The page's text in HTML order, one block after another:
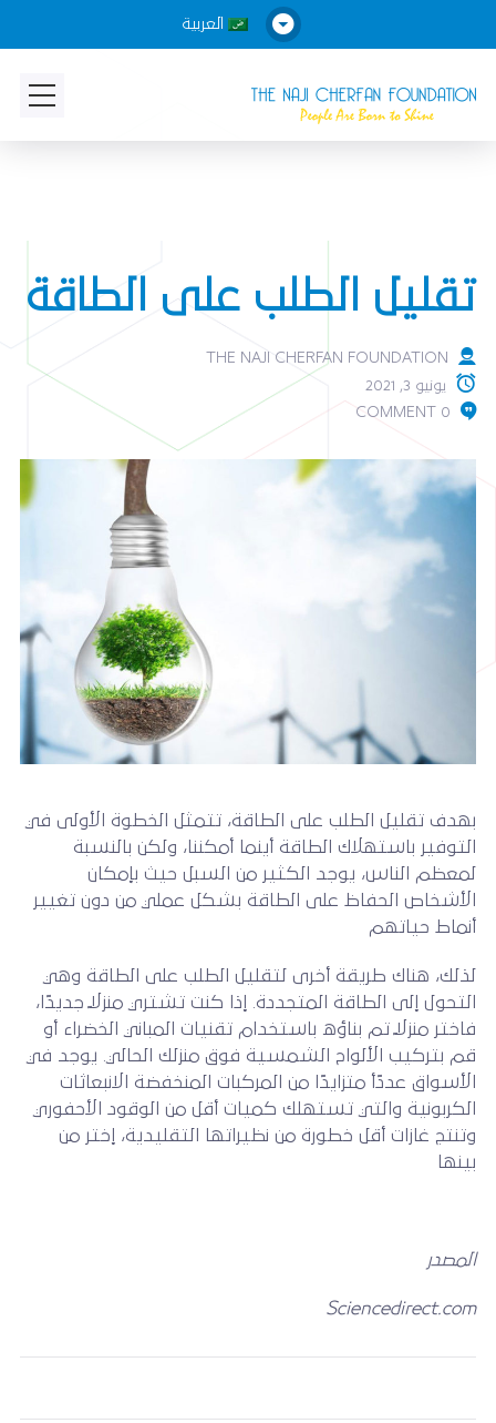
العربية
تقليل الطلب على الطاقة
THE NAJI CHERFAN FOUNDATION
يونيو 3, 2021
0 COMMENT
بهدف تقليل الطلب على الطاقة، تتمثل الخطوة الأولى في
التوفير باستهلاك الطاقة أينما أمكننا، ولكن بالنسبة
لمعظم الناس، يوجد الكثير من السبل حيث بإمكان
الأشخاص الحفاظ على الطاقة بشكل عملي من دون تغيير
أنماط حياتهم
لذلك، هناك طريقة أخرى لتقليل الطلب على الطاقة وهي
التحول إلى الطاقة المتجددة. إذا كنت تشتري منزلًا جديدًا،
فاختر منزلًا تم بناؤه باستخدام تقنيات المباني الخضراء أو
قم بتركيب الألواح الشمسية فوق منزلك الحالي. يوجد في
الأسواق عددًأ متزايدًا من المركبات المنخفضة الانبعاثات
الكربونية والتي تستهلك كميات أقل من الوقود الأحفوري
وتنتج غازات أقل خطورة من نظيراتها التقليدية، إختر من
بينها
المصدر
Sciencedirect.com